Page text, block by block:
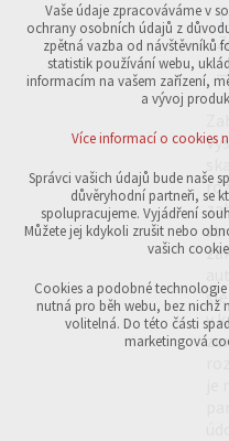
v
Technická cookies
nutná pro provozování
udržení kontextu stránek
přihlášení, volby jazyka,
analytická pro
návštěvnosti
marketingová cookies
Více informací o cookies
Přijmout všechny
Odmítnout
Vaše údaje zpracováváme v
ochrany osobních údajů z
zpětná vazba od návštěvníků
statistik používání webu,
informacím na vašem zařízení,
a vývoj
Více informací o cookies
Správci vašich údajů bude naše
důvěryhodní partneři, se
spolupracujeme. Vyjádření
Můžete jej kdykoli zrušit nebo
vašich
Cookies a podobné
nutná pro běh webu, bez nichž
volitelná. Do této části
marketingová